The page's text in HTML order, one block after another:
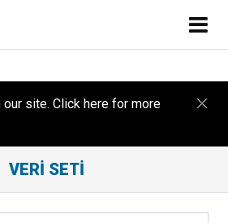
site. Click here for more
VERI SETI